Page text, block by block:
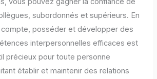
subordonnés et supérieurs. En
posséder et développer des
interpersonnelles efficaces est
précieux pour toute personne
établir et maintenir des relations